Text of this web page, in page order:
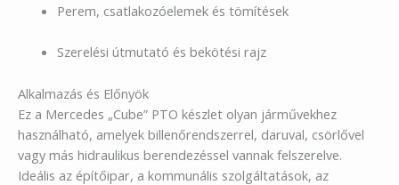
Perem, csatlakozóelemek és tömítések
Szerelési útmutató és bekötési rajz
Alkalmazás és Előnyök
Ez a Mercedes „Cube” PTO készlet olyan járművekhez
használható, amelyek billenőrendszerrel, daruval, csörlővel
vagy más hidraulikus berendezéssel vannak felszerelve.
Ideális az építőipar, a kommunális szolgáltatások, az